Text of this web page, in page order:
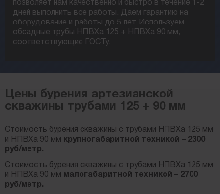
позволяет нам качественно и быстро в течение 1-2
дней выполнить все работы. Даем гарантию на
оборудование и работы до 5 лет. Используем
обсадные трубы НПВХа 125 + НПВХа 90 мм,
соответствующие ГОСТу.
Цены бурения артезианской
скважины трубами 125 + 90 мм
Стоимость бурения скважины с трубами НПВХа 125 мм
и НПВХа 90 мм
крупногабаритной техникой – 2300
руб/метр.
Стоимость бурения скважины с трубами НПВХа 125 мм
и НПВХа 90 мм
малогабаритной техникой – 2700
руб/метр.